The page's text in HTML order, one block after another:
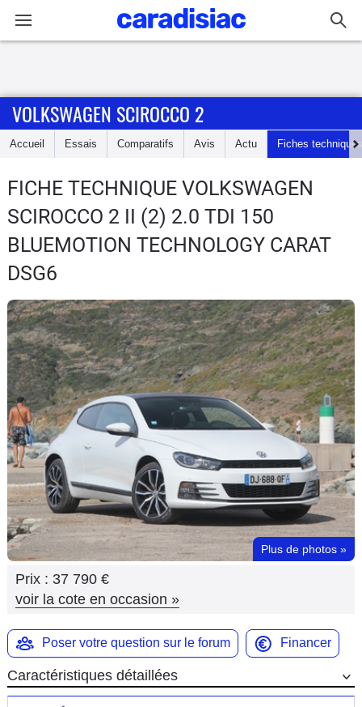
Accueil
Essais
Guide
d'achat
Electriques
Utilitaires
Flottes
Auto
Services
Forum
Moto
VOLKSWAGEN SCIROCCO 2
Accueil Essais Comparatifs Avis Actu Fiches techniques
FICHE TECHNIQUE VOLKSWAGEN
SCIROCCO 2 II (2) 2.0 TDI 150
BLUEMOTION TECHNOLOGY CARAT
DSG6
Plus de photos »
Prix : 37 790 €
voir la cote en occasion »
Poser votre question sur le forum Financer
Caractéristiques détaillées